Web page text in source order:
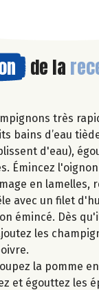
de la
très
bains d’eau
d'eau),
Émincez
en lamelles,
avec un filet
émincé. Dès
les
la pomme
et égouttez les